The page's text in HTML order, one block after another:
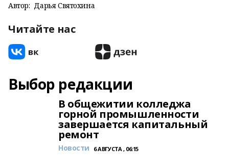
Автор: Дарья Святохина
Читайте нас
Выбор редакции
В общежитии колледжа
горной промышленности
завершается капитальный
ремонт
Новости 6 АВГУСТА , 06:15